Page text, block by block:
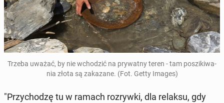
Trzeba uważać, by nie wcho­dzić na pry­wat­ny teren - tam po­szi­ki­wa­
nia złota są za­ka­za­ne. (Fot. Getty Images)
"Przy­cho­dzę tu w ramach roz­ryw­ki, dla relaksu, gdy